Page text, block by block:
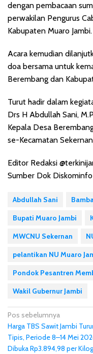
dengan pembacaan
perwakilan Pengurus
Kabupaten Muaro Jambi.
Acara kemudian
doa bersama untuk
Berembang dan
Turut hadir dalam
Drs H Abdullah Sani,
Kepala Desa
se-Kecamatan
Editor Redaksi
Sumber Dok
Abdullah Sani
Bupati Muaro Jambi
MWCNU Sekernan
pelantikan NU Muaro
Pondok Pesantren
Wakil Gubernur Jambi
N
a
v
Pos sebelumnya
Harga TBS Sawit Jambi
Tipis, Periode 8–14 Mei
Dibuka Rp3.894,98 per